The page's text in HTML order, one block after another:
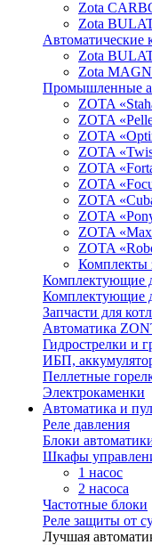
Zota
Zota
Автоматические
Zota
Zota
Промышленные
ZOTA
ZOTA
ZOTA
ZOTA
ZOTA
ZOTA
ZOTA
ZOTA
ZOTA
ZOTA
Комплекты
Комплектующие
Комплектующие
Запчасти для
Автоматика
Гидрострелки и
ИБП,
Пеллетные
Электрокаменки
Автоматика и
Реле давления
Блоки
Шкафы
1 насос
2 насоса
Частотные блоки
Реле защиты от
Лучшая